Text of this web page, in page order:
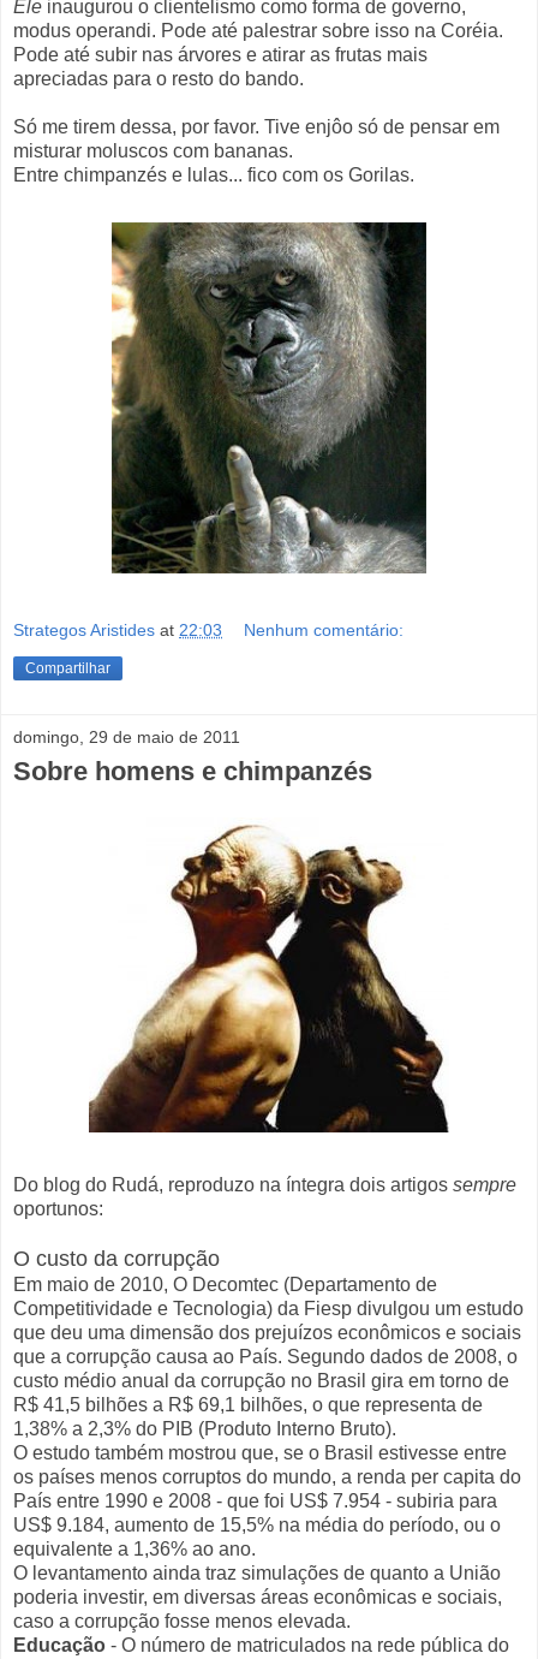
Ele inaugurou o clientelismo como forma de governo,
modus operandi. Pode até palestrar sobre isso na Coréia.
Pode até subir nas árvores e atirar as frutas mais
apreciadas para o resto do bando.
Só me tirem dessa, por favor. Tive enjôo só de pensar em
misturar moluscos com bananas.
Entre chimpanzés e lulas... fico com os Gorilas.
Strategos Aristides at 22:03 Nenhum comentário:
Compartilhar
domingo, 29 de maio de 2011
Sobre homens e chimpanzés
Do blog do Rudá, reproduzo na íntegra dois artigos sempre
oportunos:
O custo da corrupção
Em maio de 2010, O Decomtec (Departamento de
Competitividade e Tecnologia) da Fiesp divulgou um estudo
que deu uma dimensão dos prejuízos econômicos e sociais
que a corrupção causa ao País. Segundo dados de 2008, o
custo médio anual da corrupção no Brasil gira em torno de
R$ 41,5 bilhões a R$ 69,1 bilhões, o que representa de
1,38% a 2,3% do PIB (Produto Interno Bruto).
O estudo também mostrou que, se o Brasil estivesse entre
os países menos corruptos do mundo, a renda per capita do
País entre 1990 e 2008 - que foi US$ 7.954 - subiria para
US$ 9.184, aumento de 15,5% na média do período, ou o
equivalente a 1,36% ao ano.
O levantamento ainda traz simulações de quanto a União
poderia investir, em diversas áreas econômicas e sociais,
caso a corrupção fosse menos elevada.
Educação - O número de matriculados na rede pública do